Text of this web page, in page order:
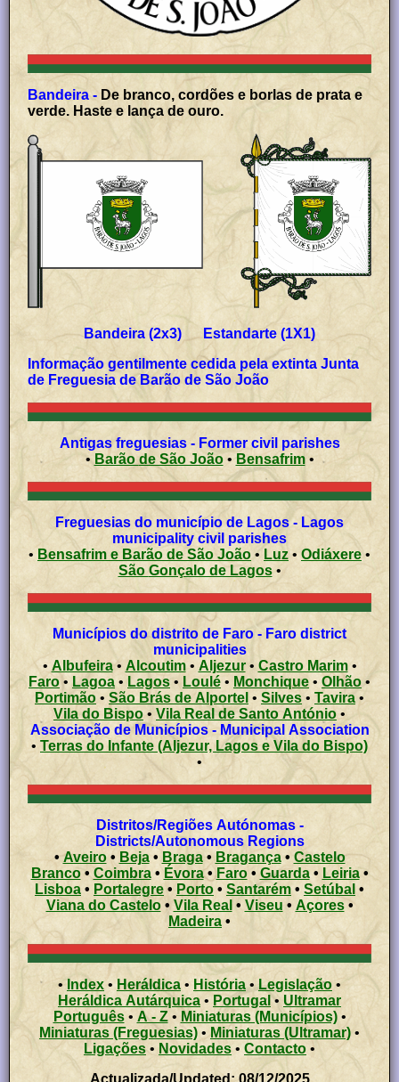
Bandeira - De branco, cordões e borlas de prata e
verde. Haste e lança de ouro.
Bandeira (2x3) Estandarte (1X1)
Informação gentilmente cedida pelaextinta Junta
de Freguesia de Barão de São João
Antigas freguesias - Former civil parishes
•
Barão de São João•Bensafrim •
Freguesias do município de Lagos - Lagos
municipality civil parishes
• Bensafrim e Barão de São João • Luz• Odiáxere •
São Gonçalo de Lagos •
Municípios do distrito de Faro - Faro district
municipalities
• Albufeira• Alcoutim• Aljezur• Castro Marim•
Faro• Lagoa • Lagos • Loulé • Monchique • Olhão •
Portimão • São Brás de Alportel • Silves • Tavira •
Vila do Bispo• Vila Real de Santo António •
Associação de Municípios - Municipal Association
• Terras do Infante (Aljezur, Lagos e Vila do Bispo)
•
Distritos/Regiões Autónomas -
Districts/Autonomous Regions
•Aveiro• Beja• Braga• Bragança• Castelo
Branco•Coimbra• Évora•Faro• Guarda• Leiria•
Lisboa • Portalegre • Porto • Santarém• Setúbal •
Viana do Castelo•Vila Real • Viseu • Açores •
Madeira •
•Index • Heráldica • História •Legislação •
Heráldica Autárquica •Portugal • Ultramar
Português• A - Z• Miniaturas (Municípios)•
Miniaturas (Freguesias)• Miniaturas (Ultramar) •
Ligações• Novidades • Contacto •
Actualizada/Updated: 08/12/2025